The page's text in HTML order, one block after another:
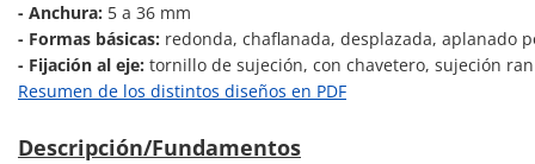
- Anchura: 5 a 36 mm
- Formas básicas: redonda, chaflanada, desplazada, aplanado
- Fijación al eje: tornillo de sujeción, con chavetero, sujeción
Resumen de los distintos diseños en PDF
Descripción/Fundamentos